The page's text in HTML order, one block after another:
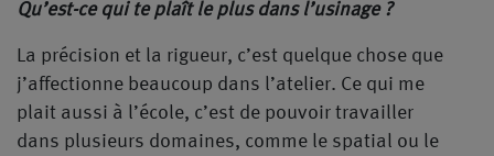
Qu’est-ce qui te plaît le plus dans l’usinage ?
La précision et la rigueur, c’est quelque chose que
j’affectionne beaucoup dans l’atelier. Ce qui me
plait aussi à l’école, c’est de pouvoir travailler
dans plusieurs domaines, comme le spatial ou le